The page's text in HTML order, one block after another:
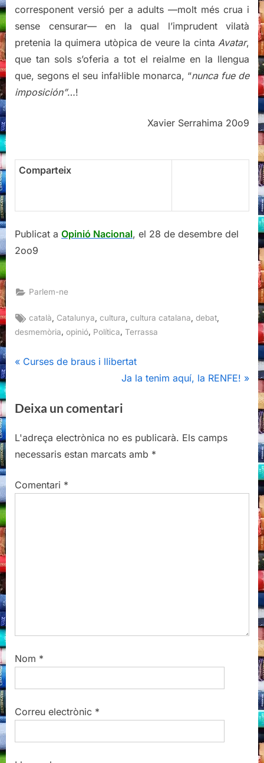
corresponent versió per a adults —molt més crua i
sense censurar— en la qual l’imprudent vilatà
pretenia la quimera utòpica de veure la cinta Avatar,
que tan sols s’oferia a tot el reialme en la llengua
que, segons el seu infal·lible monarca, “nunca fue de
imposición”…!
Xavier Serrahima 20o9
Comparteix
Publicat a Opinió Nacional, el 28 de desembre del
2oo9
Parlem-ne
Tags:
català Catalunya ,cultura ,cultura catalana ,debat
desmemòria, opinió, Política, Terrassa
Navegació
P
v
o
u
P
Curses de braus i llibertat
N
x
P
o
t
Ja la tenim aquí, la RENFE!
Deixa un comentari
L'adreça electrònica no es publicarà. Els camps
necessaris estan marcats amb *
Comentari *
Nom *
Correu electrònic *